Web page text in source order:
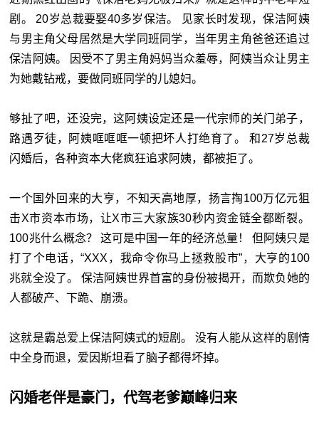
剧。 20岁总裁要娶40多岁保洁。 见家长时发现，保洁阿姨
与男主角父母居然是大学同班同学，当年男主角爸爸还追过
保洁阿姨。 因受不了男主角妈妈当众羞辱，阿姨当众让男主
为她戴钻戒，要做同班同学的儿媳妇。
够扯了吧，还没完，这阿姨设定还是一代宗师的关门弟子，
路遇歹徒，阿姨哐哐哐一顿把坏人打绝育了。 和27岁总裁
闪婚后，各种资本大佬疯狂追求阿姨，都被拒了。
一个国外回来的大亨，不知天高地厚，扬言掏100万亿元狙
击X市资本市场，让X市三大家族30秒内资金链全都断裂。
100兆什么概念？ 这可是中国一年的经济总量！ 但阿姨只是
打了个电话，“XXX，我命令你马上拯救股市”，大亨的100
兆就全没了。 保洁阿姨世界首富的身份被揭开，而欺负她的
人都破产、下跪、崩溃。
这就是霸总爱上保洁阿姨式的短剧。 没有人能从这样的剧情
中全身而退，爱因斯坦看了脑子都得坏掉。
闪婚老伴是豪门，代驾老爹巅峰归来